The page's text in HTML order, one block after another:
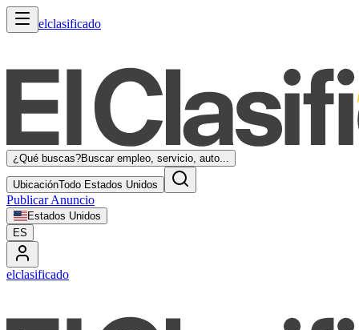
elclasificado
¿Qué buscas?Buscar empleo, servicio, auto...
UbicaciónTodo Estados Unidos
Publicar Anuncio
Estados Unidos
ES
elclasificado